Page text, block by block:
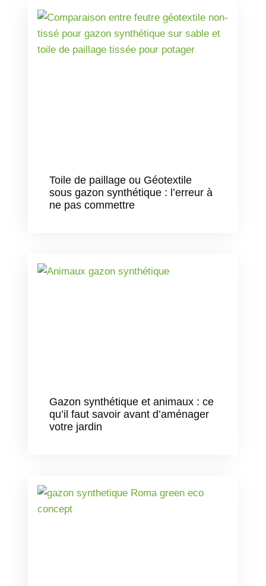
Toile de paillage ou Géotextile
sous gazon synthétique : l’erreur à
ne pas commettre
Gazon synthétique et animaux : ce
qu’il faut savoir avant d’aménager
votre jardin